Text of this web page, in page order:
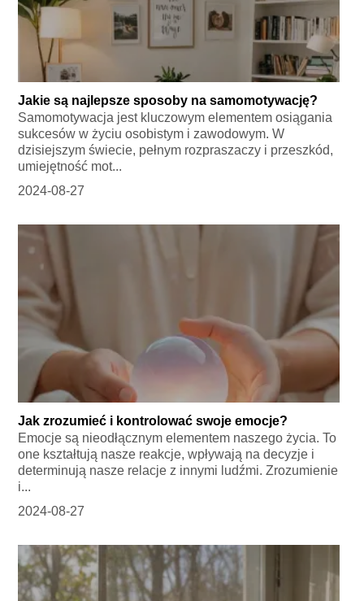
Jakie są najlepsze sposoby na samomotywację?
Samomotywacja jest kluczowym elementem osiągania
sukcesów w życiu osobistym i zawodowym. W
dzisiejszym świecie, pełnym rozpraszaczy i przeszkód,
umiejętność mot...
2024-08-27
Jak zrozumieć i kontrolować swoje emocje?
Emocje są nieodłącznym elementem naszego życia. To
one kształtują nasze reakcje, wpływają na decyzje i
determinują nasze relacje z innymi ludźmi. Zrozumienie
i...
2024-08-27